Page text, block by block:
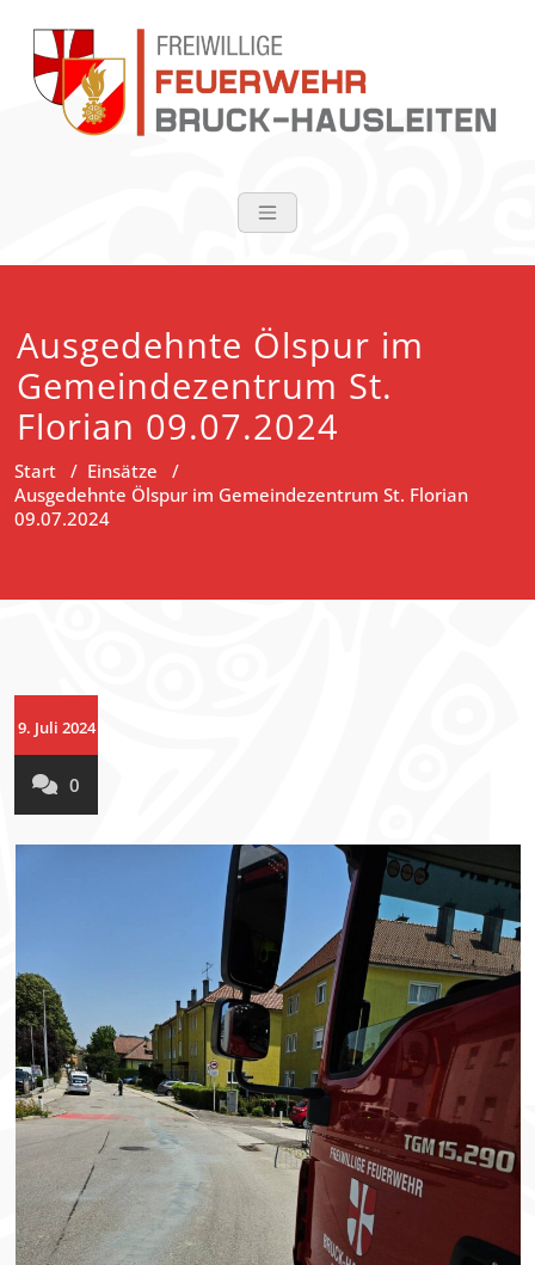
springen
FF Bruck-
Ausgedehnte Ölspur im
Gemeindezentrum St.
Florian 09.07.2024
Start / Einsätze /
Ausgedehnte Ölspur im Gemeindezentrum St. Florian
09.07.2024
9. Juli 2024
0